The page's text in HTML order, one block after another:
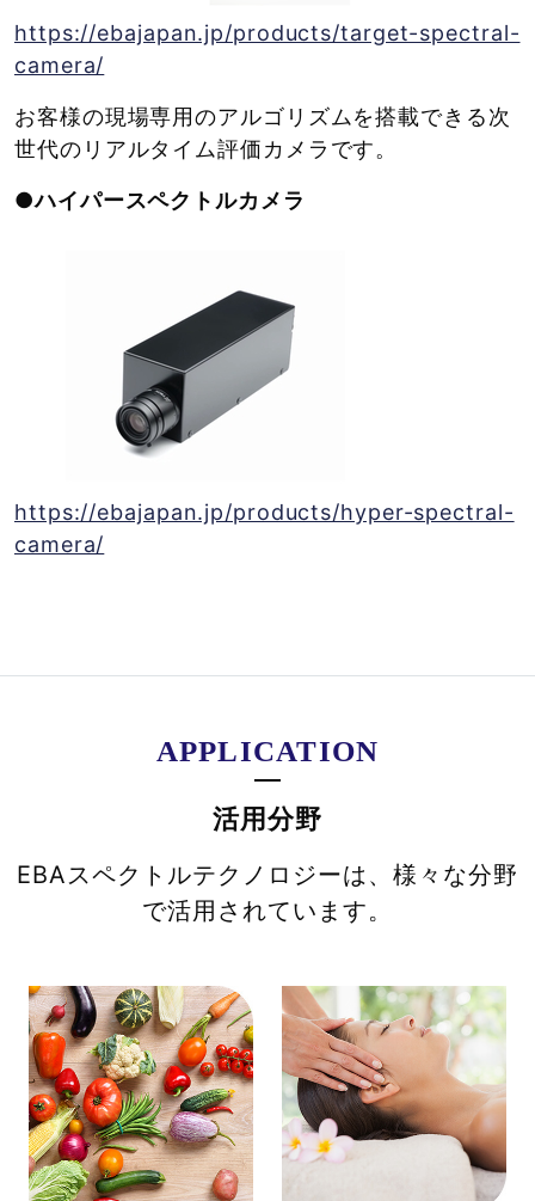
https://ebajapan.jp/products/target-spectral-
camera/
お客様の現場専用のアルゴリズムを搭載できる次
世代のリアルタイム評価カメラです。
●ハイパースペクトルカメラ
https://ebajapan.jp/products/hyper-spectral-
camera/
APPLICATION
活用分野
EBAスペクトルテクノロジーは、様々な分野
で活用されています。